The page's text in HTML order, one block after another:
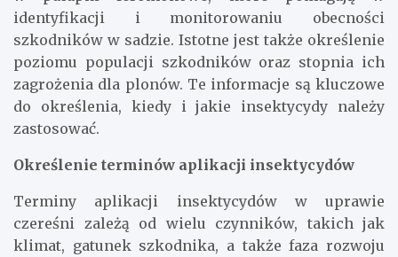
identyfikacji i monitorowaniu obecności
szkodników w sadzie. Istotne jest także określenie
poziomu populacji szkodników oraz stopnia ich
zagrożenia dla plonów. Te informacje są kluczowe
do określenia, kiedy i jakie insektycydy należy
zastosować.
Określenie terminów aplikacji insektycydów
Terminy aplikacji insektycydów w uprawie
czereśni zależą od wielu czynników, takich jak
klimat, gatunek szkodnika, a także faza rozwoju